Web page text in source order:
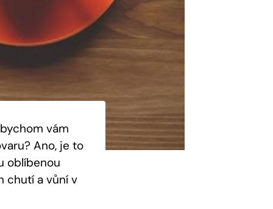
vám
Ano, je to
oblíbenou
chutí a vůní v